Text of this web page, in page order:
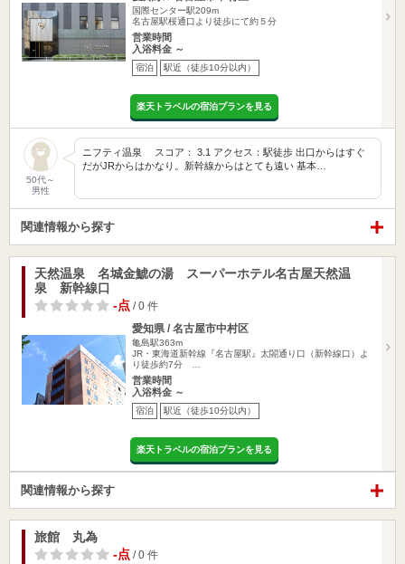
国際センター駅209m
名古屋駅桜通口より徒歩にて約５分
営業時間
入浴料金 ～
宿泊 駅近（徒歩10分以内）
楽天トラベルの宿泊プランを見る
50代～
男性
ニフティ温泉 スコア： 3.1 アクセス：駅徒歩 出口からはすぐ
だがJRからはかなり。新幹線からはとても遠い 基本…
関連情報から探す
天然温泉 名城金鯱の湯 スーパーホテル名古屋天然温
泉 新幹線口
-点 / 0 件
愛知県 / 名古屋市中村区
亀島駅363m
JR・東海道新幹線『名古屋駅』太閤通り口（新幹線口）よ
り徒歩約7分 …
営業時間
入浴料金 ～
宿泊 駅近（徒歩10分以内）
楽天トラベルの宿泊プランを見る
関連情報から探す
旅館 丸為
-点 / 0 件